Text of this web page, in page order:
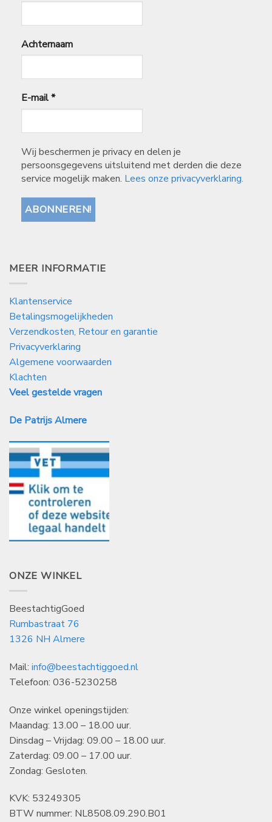
Achternaam
E-mail*
Wij beschermen je privacy en delen je
persoonsgegevens uitsluitend met derden die deze
service mogelijk maken. Lees onze privacyverklaring.
MEER INFORMATIE
Klantenservice
Betalingsmogelijkheden
Verzendkosten, Retour en garantie
Privacyverklaring
Algemene voorwaarden
Klachten
Veel gestelde vragen
De Patrijs Almere
ONZE WINKEL
BeestachtigGoed
Rumbastraat 76
1326 NH Almere
Mail: info@beestachtiggoed.nl
Telefoon: 036-5230258
Onze winkel openingstijden:
Maandag: 13.00 – 18.00 uur.
Dinsdag – Vrijdag: 09.00 – 18.00 uur.
Zaterdag: 09.00 – 17.00 uur.
Zondag: Gesloten.
KVK: 53249305
BTW nummer: NL8508.09.290.B01